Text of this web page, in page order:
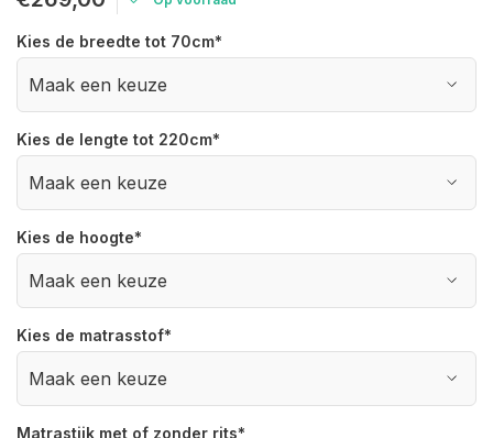
Kies de breedte tot 70cm*
Kies de lengte tot 220cm*
Kies de hoogte*
Kies de matrasstof*
Matrastijk met of zonder rits*